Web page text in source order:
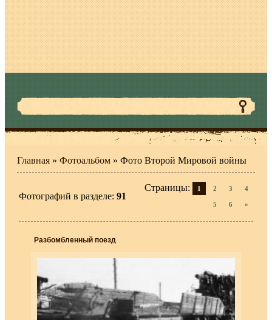
Главная » Фотоальбом » Фото Второй Мировой войны
Фотографий в разделе: 91
Страницы: 1 2 3 4
5 6 »
Разбомбленный поезд